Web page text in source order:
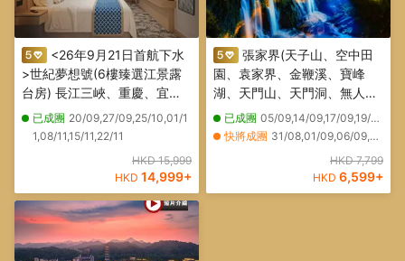
<26年9月21日首航下水
>世紀夢想號(6樓臻選江景露
台房) 長江三峽、重慶、宜
昌、荊州、武漢7天純玩團三
峽大壩、三峽之巔、升船機、
豐都小官山、楚王車馬陣、東
已成團 20/09,27/09,25/10,01/1
1,08/11,15/11,22/11
HKD 15,999
HKD 14,999+
張家界(天子山、空中田
園、袁家界、金鞭溪、寶峰
湖、天門山、天門洞、無人機
航拍)、芙蓉鎮(古鎮夜遊)、鳳
凰古城(沱江泛舟)、矮寨大橋
已成團 05/09,14/09,17/09,19/09,10/10,12/10,14/10,20/10,24/10,26/10,28/10,30/10
快將成團 31/08,01/09,06/09,08/09,23/09,09/10,17/10
22/08,26/08,03/09,20/09,18/10
HKD 7,799
HKD 6,599+